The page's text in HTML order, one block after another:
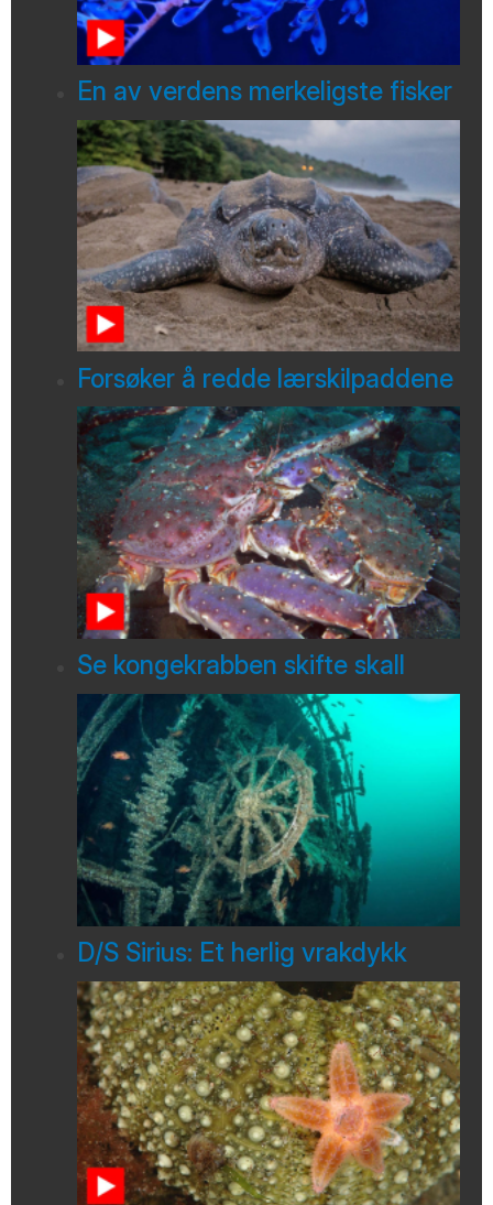
En av verdens merkeligste fisker
Forsøker å redde lærskilpaddene
Se kongekrabben skifte skall
D/S Sirius: Et herlig vrakdykk